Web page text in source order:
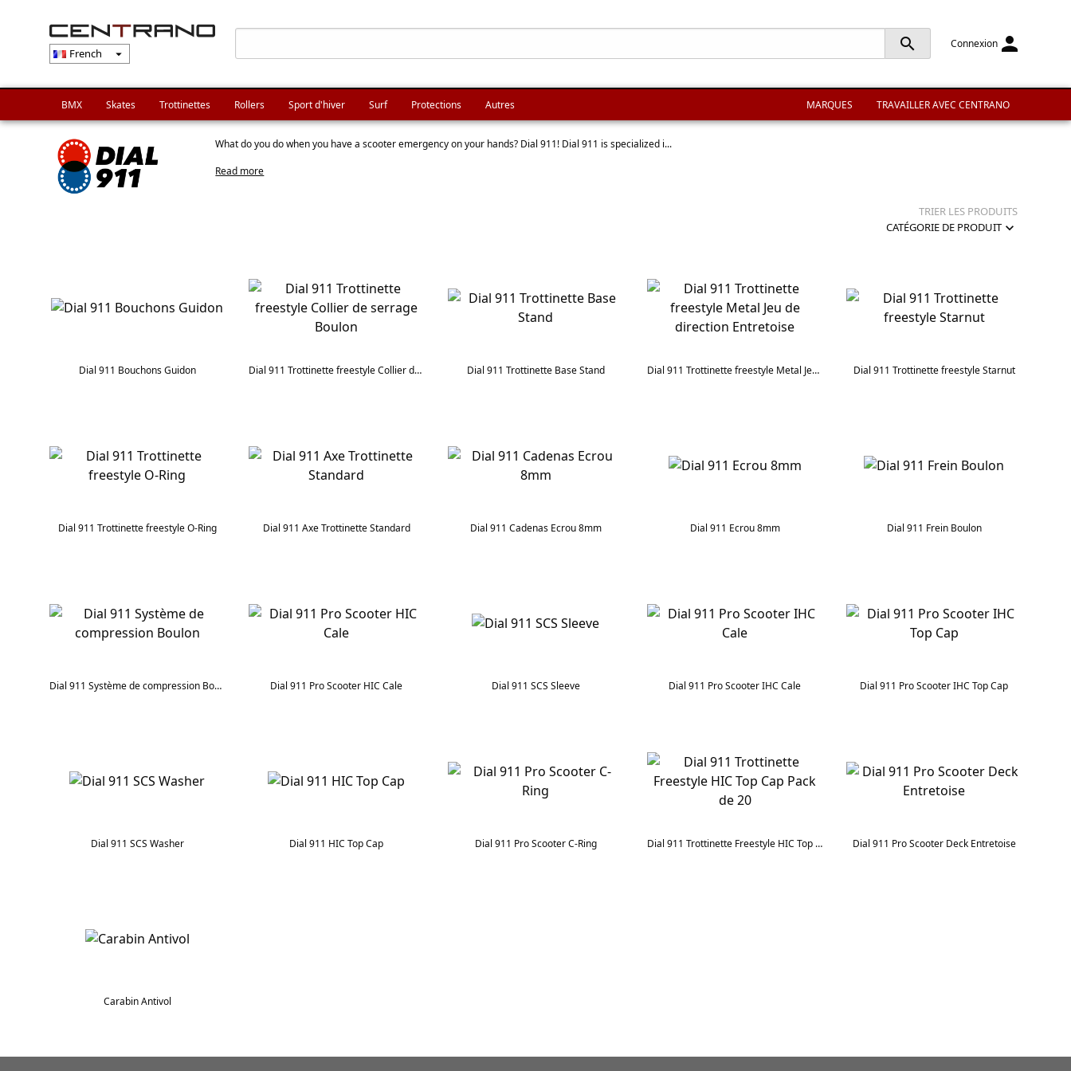
French arrow_drop_down
search Connexion person
BMX Skates Trottinettes Rollers Sport d'hiver Surf Protections Autres MARQUES TRAVAILLER AVEC CENTRANO
What do you do when you have a scooter emergency on your hands? Dial 911! Dial 911 is specialized i...
Read more
TRIER LES PRODUITS
CATÉGORIE DE PRODUIT expand_more
Dial 911 Bouchons Guidon Dial 911 Trottinette freestyle Collier de serrage Boulon Dial 911 Trottinette Base Stand Dial 911 Trottinette freestyle Metal Jeu de direction Entretoise Dial 911 Trottinette freestyle Starnut
Dial 911 Trottinette freestyle O-Ring Dial 911 Axe Trottinette Standard Dial 911 Cadenas Ecrou 8mm Dial 911 Ecrou 8mm Dial 911 Frein Boulon
Dial 911 Système de compression Boulon Dial 911 Pro Scooter HIC Cale Dial 911 SCS Sleeve Dial 911 Pro Scooter IHC Cale Dial 911 Pro Scooter IHC Top Cap
Dial 911 SCS Washer Dial 911 HIC Top Cap Dial 911 Pro Scooter C-Ring Dial 911 Trottinette Freestyle HIC Top Cap Pack de 20 Dial 911 Pro Scooter Deck Entretoise
Carabin Antivol